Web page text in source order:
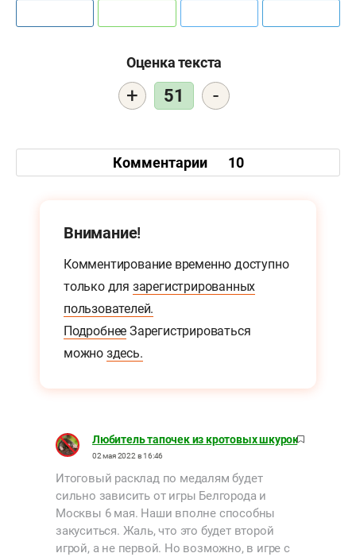
Оценка текста
+ 51 -
Комментарии 10
Внимание!
Комментирование временно доступно
только для зарегистрированных
пользователей.
Подробнее Зарегистрироваться
можно здесь.
Любитель тапочек из кротовых шкурок
02 мая 2022 в 16:46
Итоговый расклад по медалям будет
сильно зависить от игры Белгорода и
Москвы 6 мая. Наши вполне способны
закуситься. Жаль, что это будет второй
игрой, а не первой. Но возможно, в игре с